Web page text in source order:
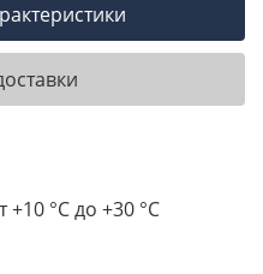
+10 °С до +30 °С